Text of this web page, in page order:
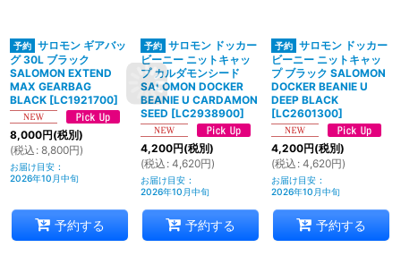
サロモン ギアバッ
グ 30L ブラック
SALOMON EXTEND
MAX GEARBAG
BLACK [LC1921700]
8,000円(税別)
(税込 : 8,800円)
お届け目安 :
2026年10月中旬
予約する
サロモン ドッカー
ビーニー ニットキャッ
プ カルダモンシード
SALOMON DOCKER
BEANIE U CARDAMON
SEED [LC2938900]
4,200円(税別)
(税込 : 4,620円)
お届け目安 :
2026年10月中旬
予約する
サロモン ドッカー
ビーニー ニットキャッ
プ ブラック SALOMON
DOCKER BEANIE U
DEEP BLACK
[LC2601300]
4,200円(税別)
(税込 : 4,620円)
お届け目安 :
2026年10月中旬
予約する